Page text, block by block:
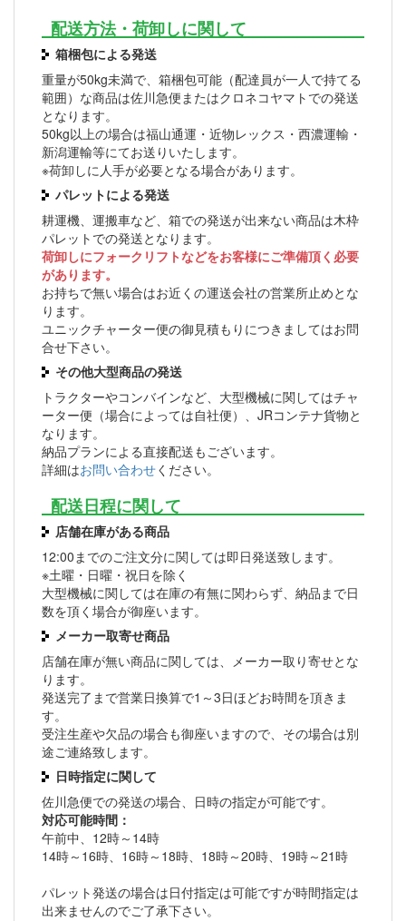
配送方法・荷卸しに関して
箱梱包による発送
重量が50kg未満で、箱梱包可能（配達員が一人で持てる
範囲）な商品は佐川急便またはクロネコヤマトでの発送
となります。
50kg以上の場合は福山通運・近物レックス・西濃運輸・
新潟運輸等にてお送りいたします。
※荷卸しに人手が必要となる場合があります。
パレットによる発送
耕運機、運搬車など、箱での発送が出来ない商品は木枠
パレットでの発送となります。
荷卸しにフォークリフトなどをお客様にご準備頂く必要
があります。
お持ちで無い場合はお近くの運送会社の営業所止めとな
ります。
ユニックチャーター便の御見積もりにつきましてはお問
合せ下さい。
その他大型商品の発送
トラクターやコンバインなど、大型機械に関してはチャ
ーター便（場合によっては自社便）、JRコンテナ貨物と
なります。
納品プランによる直接配送もございます。
詳細はお問い合わせください。
配送日程に関して
店舗在庫がある商品
12:00までのご注文分に関しては即日発送致します。
※土曜・日曜・祝日を除く
大型機械に関しては在庫の有無に関わらず、納品まで日
数を頂く場合が御座います。
メーカー取寄せ商品
店舗在庫が無い商品に関しては、メーカー取り寄せとな
ります。
発送完了まで営業日換算で1～3日ほどお時間を頂きま
す。
受注生産や欠品の場合も御座いますので、その場合は別
途ご連絡致します。
日時指定に関して
佐川急便での発送の場合、日時の指定が可能です。
対応可能時間：
午前中、12時～14時
14時～16時、16時～18時、18時～20時、19時～21時
パレット発送の場合は日付指定は可能ですが時間指定は
出来ませんのでご了承下さい。